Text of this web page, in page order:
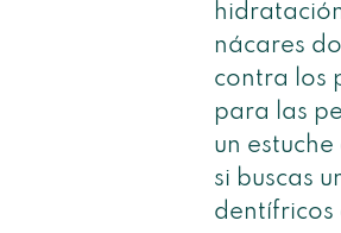
nácares
contra los
para las
un
si buscas
dentífricos